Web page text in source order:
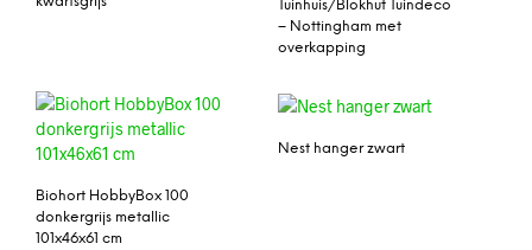
Tuinhuis/Blokhut Tuindeco
– Nottingham met
overkapping
Biohort HobbyBox 100
donkergrijs metallic
101x46x61 cm
Nest hanger zwart